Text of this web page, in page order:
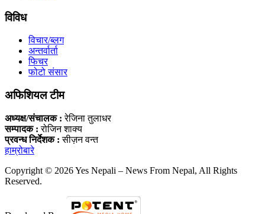
विविध
विचार/ब्लग
अन्तर्वार्ता
फिचर
फोटो संसार
अफिशियल टीम
अध्यक्ष/संचालक : रेजिना तुलाधर
सम्पादक : रोजिन शाक्य
प्रवन्ध निर्देशक : सीज़न वन्त
हाम्रोबारे
Copyright © 2026 Yes Nepali – News From Nepal, All Rights
Reserved.